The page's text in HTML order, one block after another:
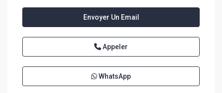
Envoyer Un Email
Appeler
WhatsApp